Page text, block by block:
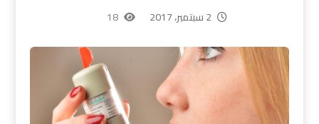
2 سبتمبر، 2017 18